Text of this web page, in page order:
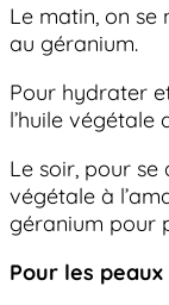
Le matin, on se
au géranium.
Pour hydrater
l’huile végétale
Le soir, pour se
végétale à
géranium pour
Pour les peaux